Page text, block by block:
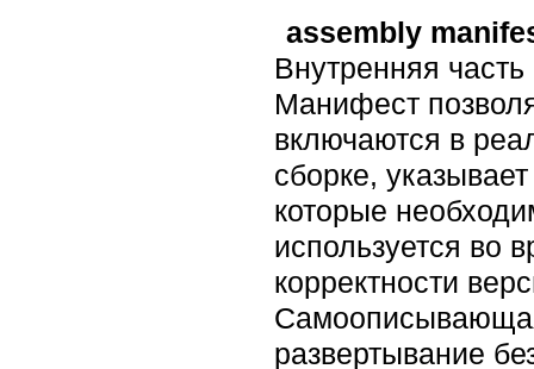
assembly
Внутренняя
Манифест
включаются в
сборке,
которые
используется во
корректности
развертывание